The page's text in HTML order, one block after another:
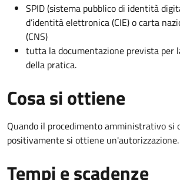
SPID (sistema pubblico di identità
d’identità elettronica (CIE) o carta
(CNS)
tutta la documentazione prevista per
della pratica.
Cosa si ottiene
Quando il procedimento amministrativo si
positivamente si ottiene un'autorizzazione.
Tempi e scadenze